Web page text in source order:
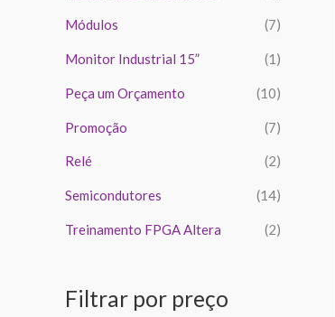
Módulos (7)
Monitor Industrial 15” (1)
Peça um Orçamento (10)
Promoção (7)
Relé (2)
Semicondutores (14)
Treinamento FPGA Altera (2)
Filtrar por preço